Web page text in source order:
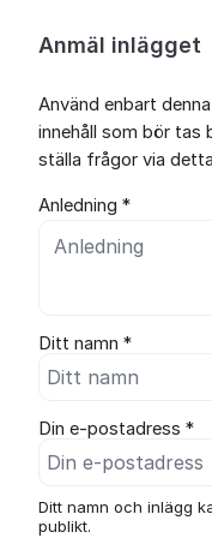
Anmäl inlägget
Använd enbart
innehåll som bör tas
ställa frågor via
Anledning *
Ditt namn *
Din e-postadress *
Ditt namn och inlägg
publikt.